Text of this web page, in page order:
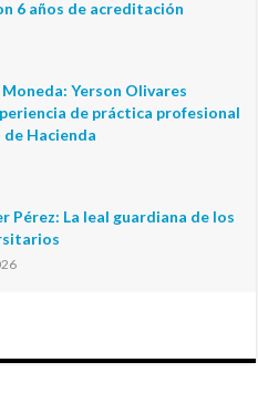
6 años de acreditación
Moneda: Yerson Olivares
de práctica profesional
Hacienda
Pérez: La leal guardiana de los